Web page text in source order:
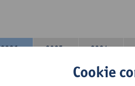
2026-
2025-
2024-
Cookie